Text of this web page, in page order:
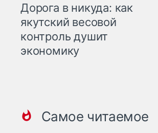
Дорога в никуда: как
якутский весовой
контроль душит
экономику
Самое читаемое